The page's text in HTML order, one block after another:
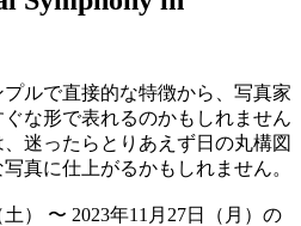
ルで直接的な特徴から、写真家
な形で表れるのかもしれません
迷ったらとりあえず日の丸構図
真に仕上がるかもしれません。
） 〜 2023年11月27日（月）の